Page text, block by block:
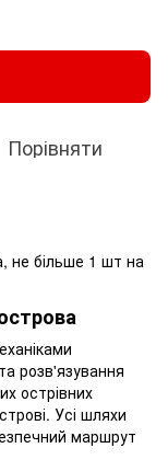
Порівняти
не більше 1 шт на
розв'язування
острівних
Усі шляхи
маршрут